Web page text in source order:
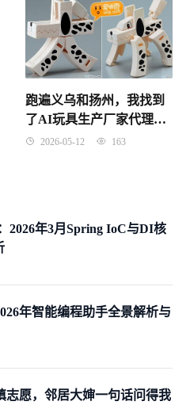
跑遍义乌和扬州，我找到
了AI玩具生产厂家代理的
“避坑真经”
2026-05-12 163
2026年3月Spring IoC与DI核
年智能编程助手全景解析与
志愿，邻居大婶一句话问得我